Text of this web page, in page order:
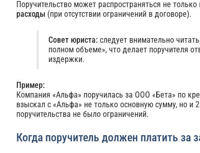
Поручительство может распространяться не
расходы (при отсутствии ограничений в договоре).
Совет юриста: следует внимательно
полном объеме», что делает поручителя
издержки.
Пример:
Компания «Альфа» поручилась за ООО «Бета» по
взыскал с «Альфа» не только основную сумму, но и
поручительства не было ограничений.
Когда поручитель должен платить за